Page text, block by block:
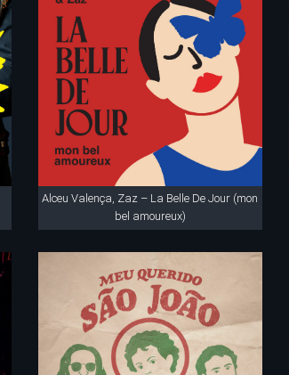
Alceu Valença, Zaz – La Belle De Jour (mon
bel amoureux)